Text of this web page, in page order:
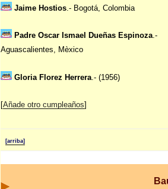
Jaime Hostios .- Bogotá, Colombia
Padre Oscar Ismael Dueñas Espinoza.-
Aguascalientes, Mèxico
Gloria Florez Herrera .- (1956)
[Añade otro cumpleaños]
[arriba]